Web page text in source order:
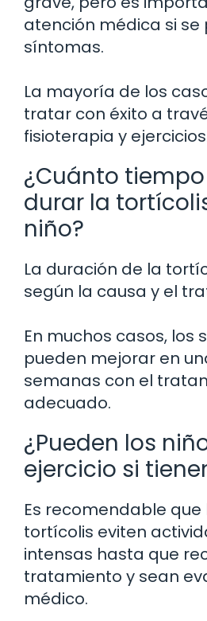
atención médica si se
síntomas.
La mayoría de los
tratar con éxito a
fisioterapia y
¿Cuánto
durar la
niño?
La duración de la
según la causa y el
En muchos casos, los
pueden mejorar en
semanas con el
adecuado.
¿Pueden los
ejercicio si
Es recomendable que
tortícolis eviten
intensas hasta que
tratamiento y sean
médico.